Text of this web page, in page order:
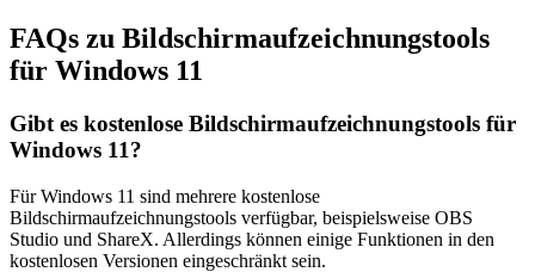
FAQs zu Bildschirmaufzeichnungstools
für Windows 11
Gibt es kostenlose Bildschirmaufzeichnungstools für
Windows 11?
Für Windows 11 sind mehrere kostenlose
Bildschirmaufzeichnungstools verfügbar, beispielsweise OBS
Studio und ShareX. Allerdings können einige Funktionen in den
kostenlosen Versionen eingeschränkt sein.